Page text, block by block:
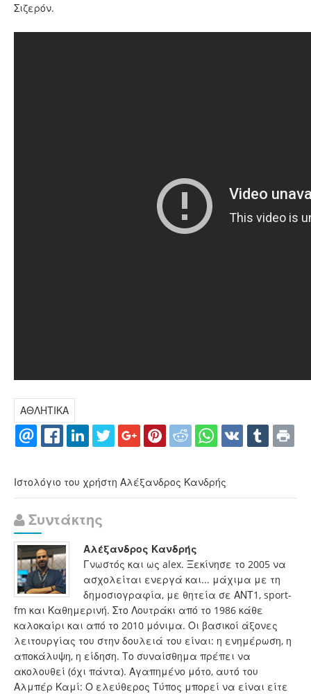
Σιζερόν.
ΑΘΛΗΤΙΚΑ
Ιστολόγιο του χρήστη Αλέξανδρος Κανδρής
Συντάκτης
Αλέξανδρος Κανδρής
Γνωστός και ως alex. Ξεκίνησε το 2005 να
ασχολείται ενεργά και... μάχιμα με τη
δημοσιογραφία, με θητεία σε ΑΝΤ1, sport-
fm και Καθημερινή. Στο Λουτράκι από το 1986 κάθε
καλοκαίρι και από το 2010 μόνιμα. Οι βασικοί άξονες
λειτουργίας του στην δουλειά του είναι: η ενημέρωση, η
αποκάλυψη, η είδηση. Το συναίσθημα πρέπει να
ακολουθεί (όχι πάντα). Αγαπημένο μότο, αυτό του
Αλμπέρ Καμί: Ο ελεύθερος Τύπος μπορεί να είναι είτε